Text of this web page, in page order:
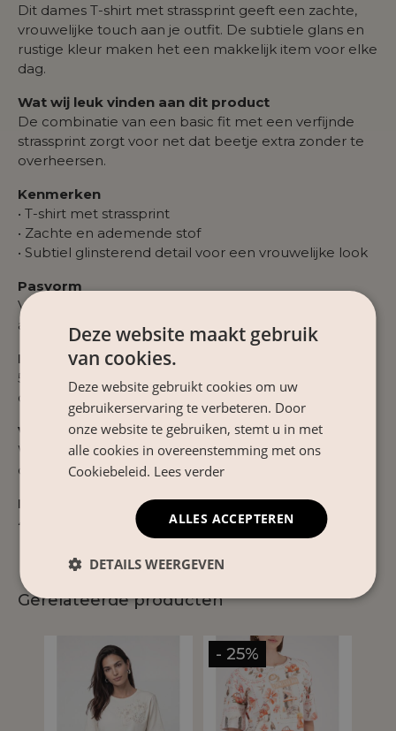
Dit dames T-shirt met strassprint geeft een zachte,
vrouwelijke touch aan je outfit. De subtiele glans en
rustige kleur maken het een makkelijk item voor elke
dag.
Wat wij leuk vinden aan dit product
De combinatie van een basic fit met een verfijnde
strassprint zorgt voor net dat beetje extra zonder te
overheersen.
Kenmerken
• T-shirt met strassprint
• Zachte en ademende stof
• Subtiel glinsterend detail voor een vrouwelijke look
Pasvorm
Valt op maat met een comfortabele, licht
aansluitende fit die soepel om het lichaam valt.
Materiaal
50% katoen, 50% modal – zacht, ademend en prettig
op de huid met een mooie, natuurlijke valling.
Verzorgingsinstructies
Wassen op 30°C fijne was. Niet bleken of in de
droger. Strijken op lage temperatuur.
Product Nr.
410614
Gerelateerde producten
- 25%
Deze website maakt gebruik
van cookies.
Deze website gebruikt cookies om uw
gebruikerservaring te verbeteren. Door
onze website te gebruiken, stemt u in met
alle cookies in overeenstemming met ons
Cookiebeleid. Lees verder
ALLES ACCEPTEREN
DETAILS WEERGEVEN